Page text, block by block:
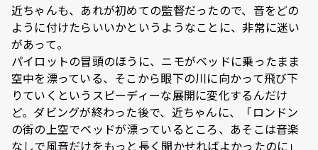
近ちゃんも、あれが初めての監督だったので、音をどの
ように付けたらいいかというようなことに、非常に迷い
があって。
パイロットの冒頭のほうに、ニモがベッドに乗ったまま
空中を漂っている、そこから眼下の川に向かって飛び下
りていくというスピーディーな展開に変化するんだけ
ど。ダビングが終わった後で、近ちゃんに、「ロンドン
の街の上空でベッドが漂っているところ、あそこは音楽
なしで風音だけをもっと長く聞かせればよかったのに」